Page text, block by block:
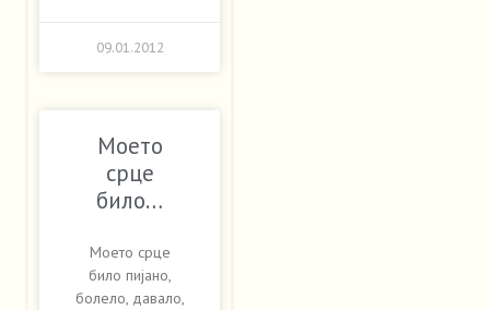
09.01.2012
Моето
срце
било…
Моето срце
било пијано,
болело, давало,